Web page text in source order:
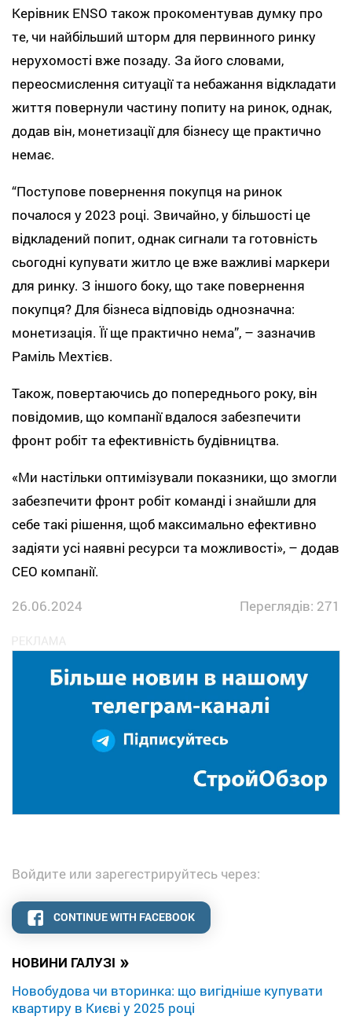
НОВИНИ ГАЛУЗІ »
Новобудова чи вторинка: що вигідніше купувати
квартиру в Києві у 2025 році
Керівник ENSO також прокоментував думку про
те, чи найбільший шторм для первинного ринку
нерухомості вже позаду. За його словами,
переосмислення ситуації та небажання відкладати
життя повернули частину попиту на ринок, однак,
додав він, монетизації для бізнесу ще практично
немає.
“Поступове повернення покупця на ринок
почалося у 2023 році. Звичайно, у більшості це
відкладений попит, однак сигнали та готовність
сьогодні купувати житло це вже важливі маркери
для ринку. З іншого боку, що таке повернення
покупця? Для бізнеса відповідь однозначна:
монетизація. Її ще практично нема”, – зазначив
Раміль Мехтієв.
Також, повертаючись до попереднього року, він
повідомив, що компанії вдалося забезпечити
фронт робіт та ефективність будівництва.
«Ми настільки оптимізували показники, що змогли
забезпечити фронт робіт команді і знайшли для
себе такі рішення, щоб максимально ефективно
задіяти усі наявні ресурси та можливості», – додав
CEO компанії.
26.06.2024
Переглядів: 271
Войдите или зарегестрируйтесь через:
CONTINUE WITH FACEBOOK